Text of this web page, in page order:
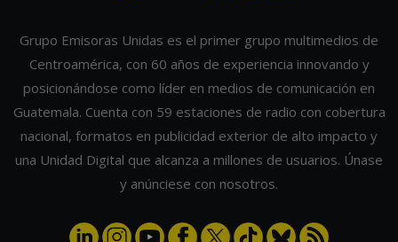
Grupo Emisoras Unidas es el primer grupo multimedios de
Centroamérica, con 60 años de experiencia innovando y
posicionándose como líder en medios de comunicación en
Guatemala. Cuenta con 59 estaciones de radio con cobertura
nacional, formatos en publicidad exterior de alto impacto y
una Unidad Digital que alcanza a millones de usuarios. Únase
y anúnciese con nosotros.